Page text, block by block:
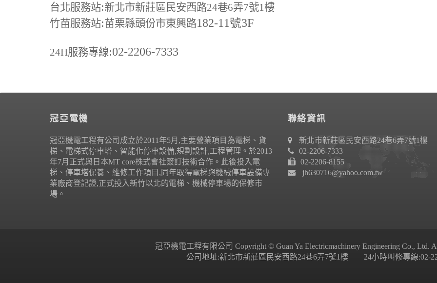
台北服務站:新北市新莊區民安西路24巷6弄7號1樓
竹苗服務站:苗栗縣頭份市東興路182-11號3F
24H服務專線:02-2206-7333
冠亞電機
冠亞機電工程有公司成立於2011年5月,主要營業項目為電梯、貨
梯、電梯式停車塔、智能化停車設備,規劃設計,工程管理。於2013
年7月正式與日本MT core株式會社簽訂技術合作。此後投入電
梯、停車塔保養、維修工作項目,同年取得電梯與機械停車設備專
業廠商登記證,正式投入新竹以北的電梯、機械停車場的保修市
場。
聯絡資訊
新北市新莊區民安西路24巷6弄7號1樓
02-2206-7333
02-2206-8155
jh630716@yahoo.com.tw
冠亞機電工程有限公司 Copyright © Guan Ya Electricmachinery Engineering Co., Ltd.
公司地址:新北市新莊區民安西路24巷6弄7號1樓 24小時叫修專線:02-